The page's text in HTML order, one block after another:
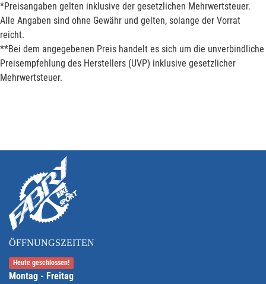
*Preisangaben gelten inklusive der gesetzlichen Mehrwertsteuer.
Alle Angaben sind ohne Gewähr und gelten, solange der Vorrat
reicht.
**Bei dem angegebenen Preis handelt es sich um die unverbindliche
Preisempfehlung des Herstellers (UVP) inklusive gesetzlicher
Mehrwertsteuer.
ÖFFNUNGSZEITEN
Heute geschlossen!
Montag - Freitag